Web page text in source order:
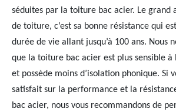
séduites par la toiture bac acier. Le grand
de toiture, c’est sa bonne résistance qui
durée de vie allant jusqu’à 100 ans. Nous
que la toiture bac acier est plus sensible à
et possède moins d’isolation phonique. Si
satisfait sur la performance et la
bac acier, nous vous recommandons de